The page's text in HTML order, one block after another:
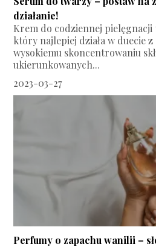
działanie!
Krem do codziennej
który najlepiej działa w duecie
wysokiemu skoncentrowaniu
ukierunkowanych...
2023-03-27
Perfumy o zapachu wanilii –